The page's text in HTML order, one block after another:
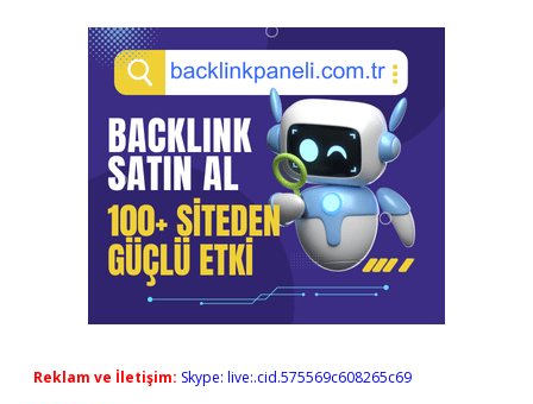
Reklam ve İletişim: Skype: live:.cid.575569c608265c69